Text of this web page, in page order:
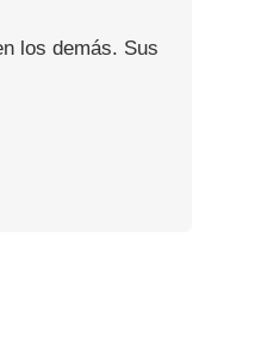
los demás. Sus